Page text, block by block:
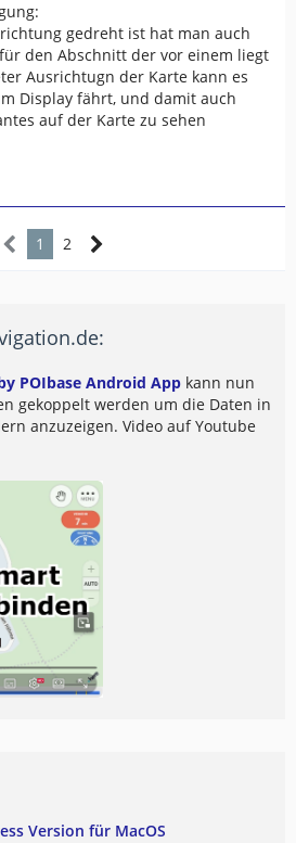
gedreht ist hat man auch
den Abschnitt der vor einem liegt
Ausrichtugn der Karte kann es
Display fährt, und damit auch
auf der Karte zu sehen
1 2
POIbase Android App kann nun
gekoppelt werden um die Daten in
anzuzeigen. Video auf Youtube
Version für MacOS